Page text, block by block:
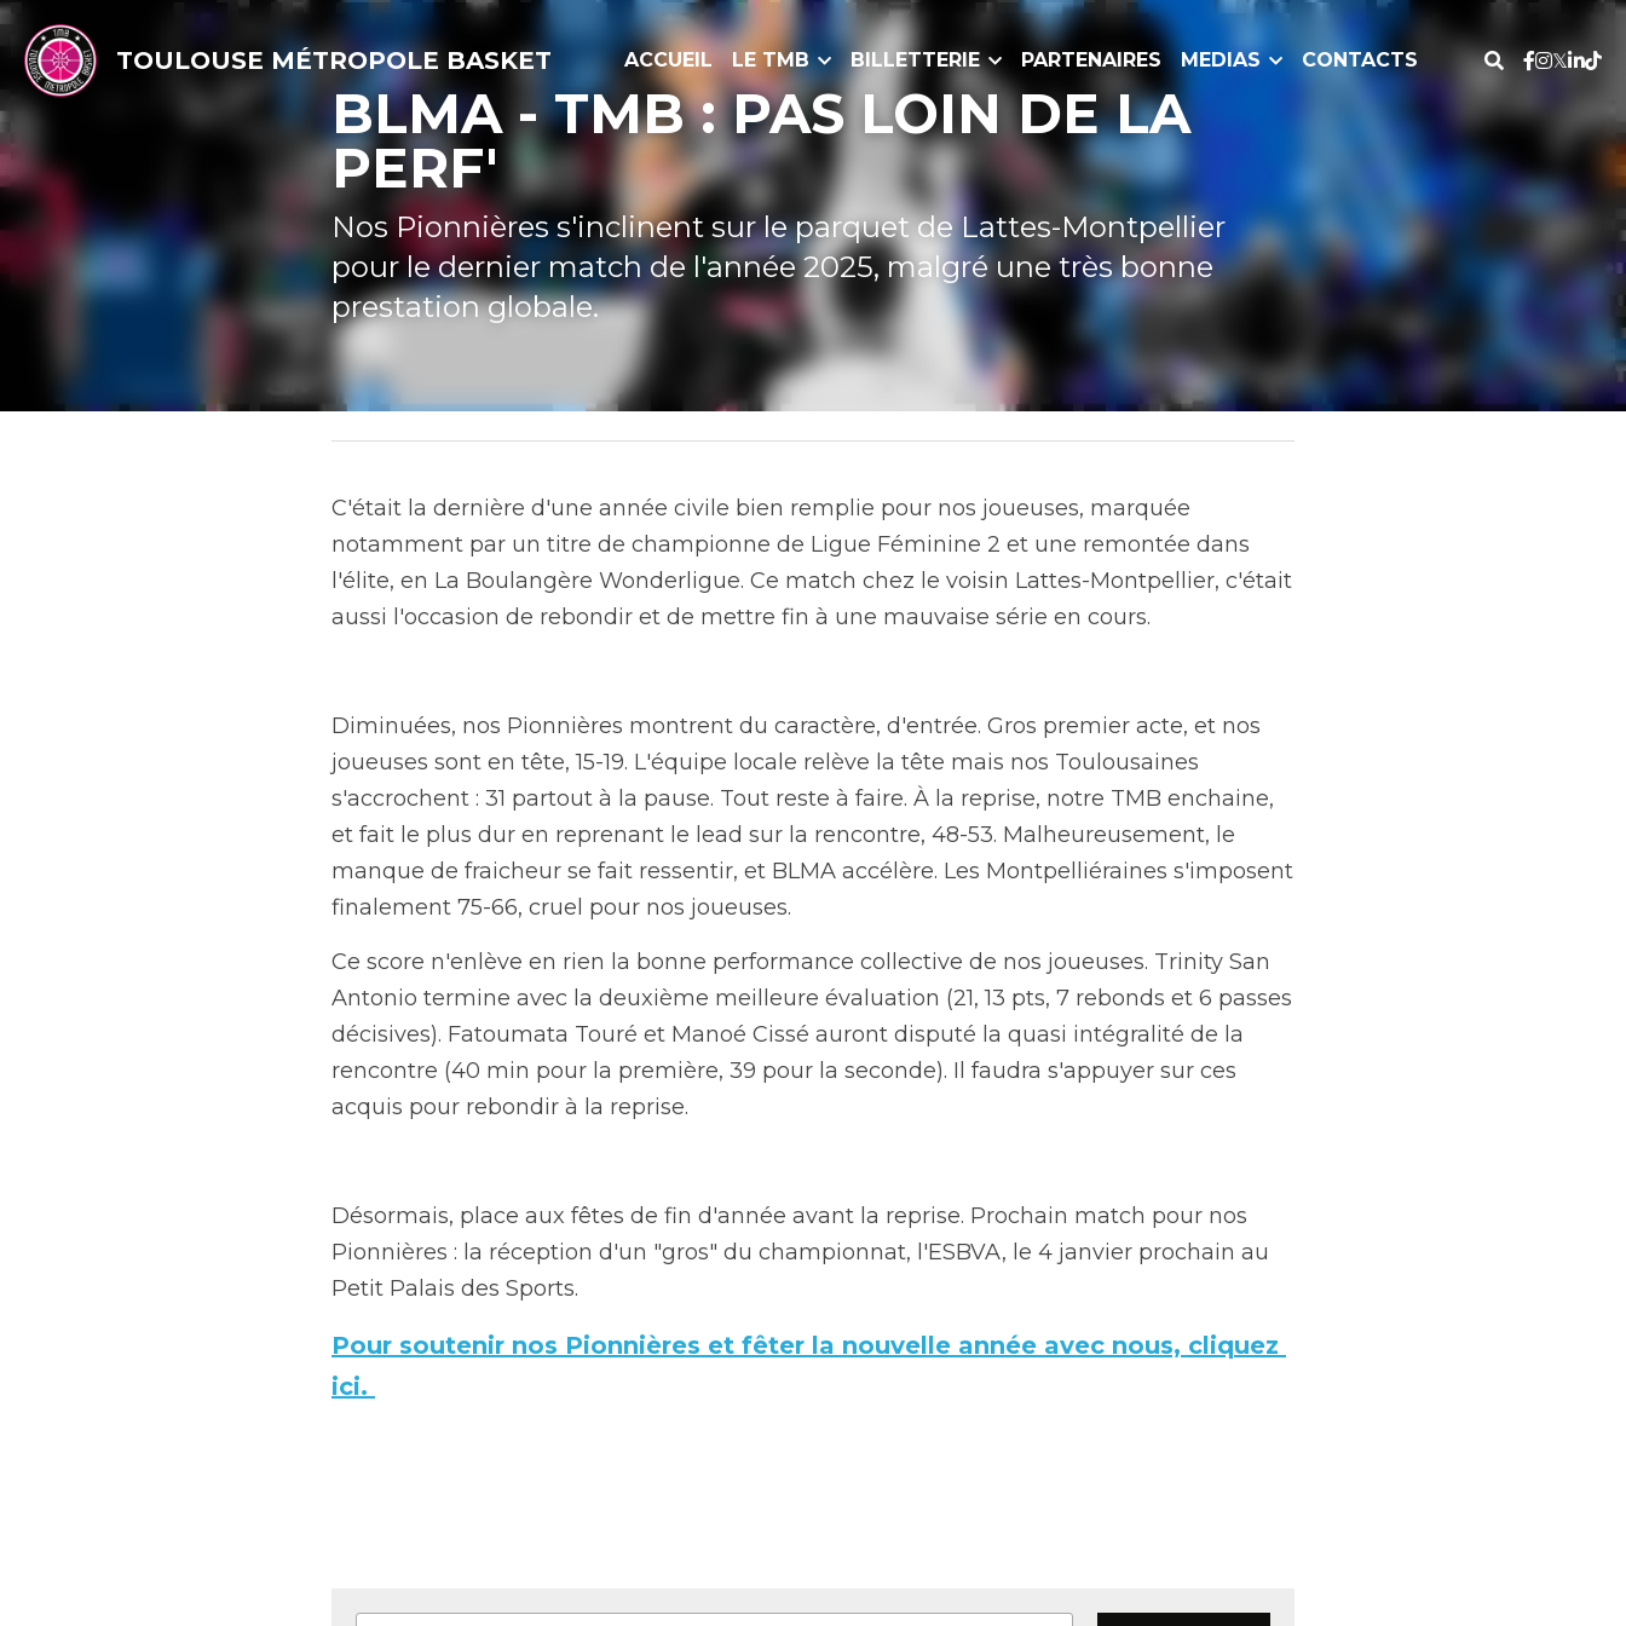
TOULOUSE MÉTROPOLE BASKET ACCUEIL LE TMB PARTENAIRES
BLMA - TMB : PAS LOIN DE LA PERF'
Nos Pionnières s'inclinent sur le parquet de Lattes-Montpellier pour le
dernier match de l'année 2025, malgré une très bonne prestation globale.
C'était la dernière d'une année civile bien remplie pour nos joueuses, marquée notamment par un
mettre fin à une mauvaise série en cours.
Diminuées, nos Pionnières montrent du caractère, d'entrée. Gros premier acte, et nos joueuses
sont en tête, 15-19. L'équipe locale relève la tête mais nos Toulousaines s'accrochent : 31 partout à
la pause. Tout reste à faire. À la reprise, notre TMB enchaine, et fait le plus dur en reprenant le lead
sur la rencontre, 48-53. Malheureusement, le manque de fraicheur se fait ressentir, et BLMA
accélère. Les Montpelliéraines s'imposent finalement 75-66, cruel pour nos joueuses.
Ce score n'enlève en rien la bonne performance collective de nos joueuses. Trinity San Antonio
termine avec la deuxième meilleure évaluation (21, 13 pts, 7 rebonds et 6 passes décisives).
Fatoumata Touré et Manoé Cissé auront disputé la quasi intégralité de la rencontre (40 min pour la
Désormais, place aux fêtes de fin d'année avant la reprise. Prochain match pour nos Pionnières : la
réception d'un "gros" du championnat, l'ESBVA, le 4 janvier prochain au Petit Palais des Sports.
Pour soutenir nos Pionnières et fêter la nouvelle année avec nous, cliquez ici.